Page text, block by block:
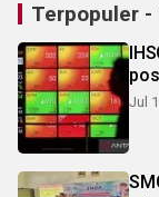
Terpopuler
Jul